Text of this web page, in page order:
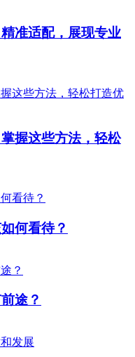
准适配，展现专业
握这些方法，轻松
何看待？
途？